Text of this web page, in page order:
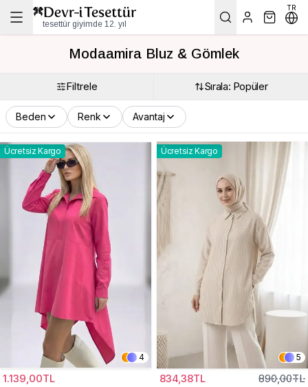
tesettür giyimde 12. yıl
TR
Modaamira Bluz & Gömlek
Filtrele Sırala: Popüler
Beden Renk Avantaj
Ücretsiz Kargo
4
1.139,00TL
Ücretsiz Kargo
5
834,38TL 890,00TL